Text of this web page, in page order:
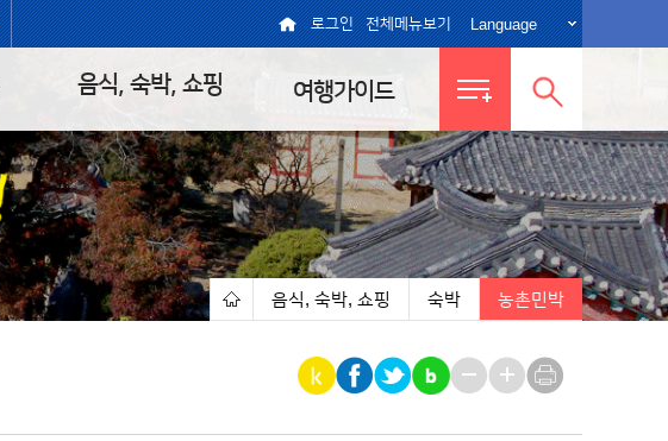
로그인 전체메뉴보기 Language
음식, 숙박, 쇼핑 여행가이드
전체메뉴
보기
통합검색
열기
음식, 숙박, 쇼핑 숙박 농촌민박